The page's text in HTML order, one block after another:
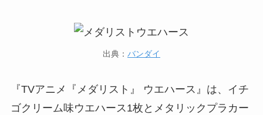
出典： バンダイ
『TVアニメ『メダリスト』 ウエハース』は、イチ
ゴクリーム味ウエハース1枚とメタリックプラカー